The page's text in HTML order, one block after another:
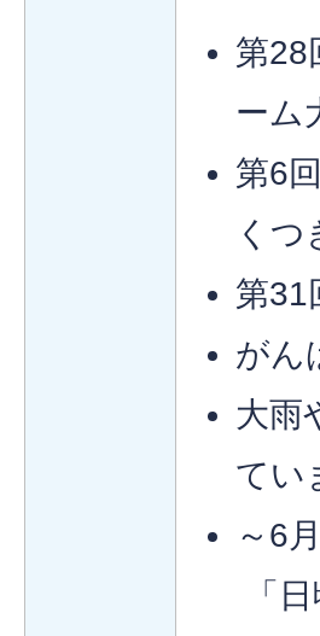
第28
ーム
第6
くつ
第31
がん
大雨
てい
～6
「